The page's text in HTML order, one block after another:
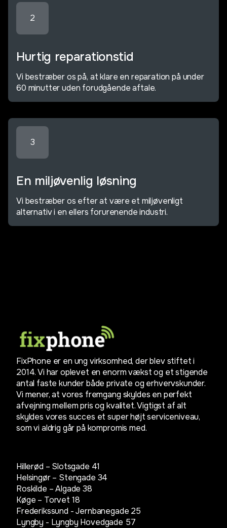
2
Hurtig reparationstid
Vi bestræber os på, at klare en reparation på under
60 minutter uden forudgående aftale.
3
En miljøvenlig løsning
Vi bestræber os efter at være et miljøvenligt
alternativ i en ellers forurenende industri.
FixPhone er en ung virksomhed, der blev stiftet i
2014. Vi har oplevet en enorm vækst og et stigende
antal faste kunder både private og erhvervskunder.
Vi mener, at vores fremgang skyldes en perfekt
afvejning mellem pris og kvalitet. Vigtigst af alt
skyldes vores succes et super højt serviceniveau,
som vi aldrig går på kompromis med.
Hillerød – Slotsgade 41
Helsingør – Stengade 34
Roskilde – Algade 38
Køge – Torvet 18
Frederikssund - Jernbanegade 25
Lyngby - Lyngby Hovedgade 57